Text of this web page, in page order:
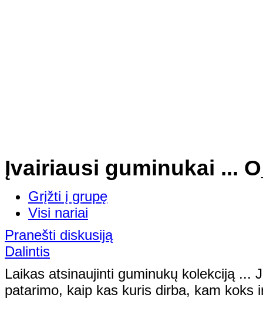
Įvairiausi guminukai ...
Grįžti į grupę
Visi nariai
Pranešti diskusiją
Dalintis
Laikas atsinaujinti guminukų kolekciją ...
patarimo, kaip kas kuris dirba, kam koks